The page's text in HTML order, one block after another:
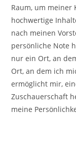
Raum, um meiner
hochwertige
nach meinen
persönliche Note
nur ein Ort, an
Ort, an dem ich
ermöglicht mir,
Zuschauerschaft
meine